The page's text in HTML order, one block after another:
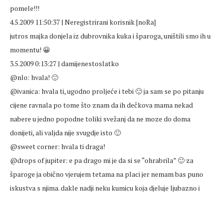
pomele!!!
4.5.2009 11:50:37 | Neregistrirani korisnik [noRa]
jutros majka donjela iz dubrovnika kuka i šparoga, uništili smo ih u
momentu! 😀
3.5.2009 0:13:27 | damijenestoslatko
@nlo: hvala! 🙂
@ivanica: hvala ti, ugodno proljeće i tebi 🙂 ja sam se po pitanju
cijene ravnala po tome što znam da ih dečkova mama nekad
nabere u jedno popodne toliki svežanj da ne moze do doma
donijeti, ali valjda nije svugdje isto 🙂
@sweet corner: hvala ti draga!
@drops of jupiter: e pa drago mi je da si se “ohrabrila” 🙂 za
šparoge ja obično vjerujem tetama na placi jer nemam bas puno
iskustva s njima. dakle nadji neku kumicu koja djeluje ljubazno i